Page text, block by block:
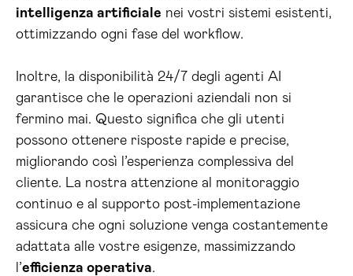
intelligenza artificiale nei vostri sistemi esistenti,
ottimizzando ogni fase del workflow.
Inoltre, la disponibilità 24/7 degli agenti AI
garantisce che le operazioni aziendali non si
fermino mai. Questo significa che gli utenti
possono ottenere risposte rapide e precise,
migliorando così l’esperienza complessiva del
cliente. La nostra attenzione al monitoraggio
continuo e al supporto post-implementazione
assicura che ogni soluzione venga costantemente
adattata alle vostre esigenze, massimizzando
l’efficienza operativa.